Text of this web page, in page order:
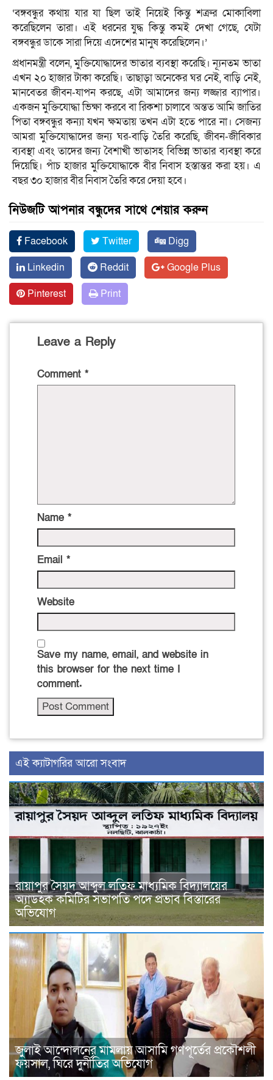
‌‌‘বঙ্গবন্ধুর কথায় যার যা ছিল তাই নিয়েই কিন্তু শত্রুর মোকাবিলা
করেছিলেন তারা। এই ধরনের যুদ্ধ কিন্তু কমই দেখা গেছে, যেটা
বঙ্গবন্ধুর ডাকে সারা দিয়ে এদেশের মানুষ করেছিলেন।’
প্রধানমন্ত্রী বলেন, মুক্তিযোদ্ধাদের ভাতার ব্যবস্থা করেছি। ন্যূনতম ভাতা
এখন ২০ হাজার টাকা করেছি। তাছাড়া অনেকের ঘর নেই, বাড়ি নেই,
মানবেতর জীবন-যাপন করছে, এটা আমাদের জন্য লজ্জার ব্যাপার।
একজন মুক্তিযোদ্ধা ভিক্ষা করবে বা রিকশা চালাবে অন্তত আমি জাতির
পিতা বঙ্গবন্ধুর কন্যা যখন ক্ষমতায় তখন এটা হতে পারে না। সেজন্য
আমরা মুক্তিযোদ্ধাদের জন্য ঘর-বাড়ি তৈরি করেছি, জীবন-জীবিকার
ব্যবস্থা এবং তাদের জন্য বৈশাখী ভাতাসহ বিভিন্ন ভাতার ব্যবস্থা করে
দিয়েছি। পাঁচ হাজার মুক্তিযোদ্ধাকে বীর নিবাস হস্তান্তর করা হয়। এ
বছর ৩০ হাজার বীর নিবাস তৈরি করে দেয়া হবে।
নিউজটি আপনার বন্ধুদের সাথে শেয়ার করুন
Facebook Twitter
Digg
Linkedin
Reddit
Google Plus
Pinterest
Print
Leave a Reply
Comment *
Name *
Email *
Website
Save my name, email, and website in
this browser for the next time I
comment.
‍এই ক্যাটাগরির ‍আরো সংবাদ
রায়াপুর সৈয়দ আব্দুল লতিফ মাধ্যমিক বিদ্যালয়ের
অ্যাডহক কমিটির সভাপতি পদে প্রভাব বিস্তারের
অভিযোগ
জুলাই আন্দোলনের মামলায় আসামি গণপূর্তের প্রকৌশলী
ফয়সাল, ঘিরে দুর্নীতির অভিযোগ